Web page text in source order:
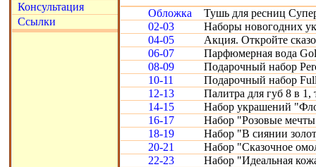
Консультация
Ссылки
Обложка
Тушь для ресниц
02-03
Наборы новогодних
04-05
Акция. Откройте
06-07
Парфюмерная вода
08-09
Подарочный набор
10-11
Подарочный набор
12-13
Палитра для губ 8 в 1,
14-15
Набор украшений
16-17
Набор "Розовые
18-19
Набор "В сиянии
20-21
Набор "Сказочное
22-23
Набор "Идеальная